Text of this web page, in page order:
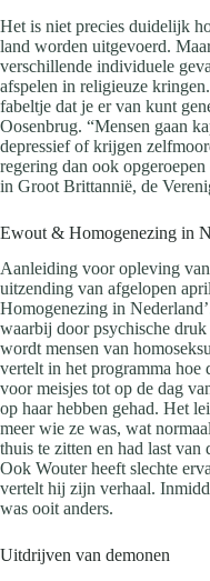
Het is niet precies duidelijk
land worden uitgevoerd.
verschillende individuele
afspelen in religieuze
fabeltje dat je er van kunt
Oosenbrug. “Mensen gaan
depressief of krijgen
regering dan ook
in Groot Brittannië, de
Ewout & Homogenezing in
Aanleiding voor opleving
uitzending van afgelopen
Homogenezing in
waarbij door psychische
wordt mensen van
vertelt in het programma hoe
voor meisjes tot op de dag
op haar hebben gehad. Het
meer wie ze was, wat
thuis te zitten en had last van
Ook Wouter heeft slechte
vertelt hij zijn verhaal.
was ooit anders.
Uitdrijven van demonen